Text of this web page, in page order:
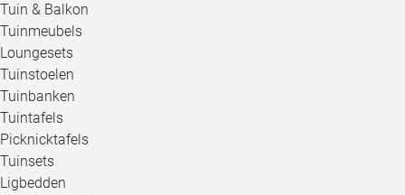
Tuin & Balkon
Tuinmeubels
Loungesets
Tuinstoelen
Tuinbanken
Tuintafels
Picknicktafels
Tuinsets
Ligbedden